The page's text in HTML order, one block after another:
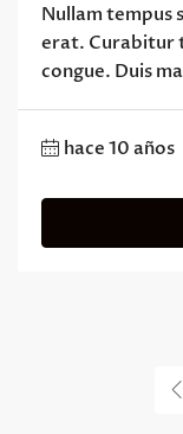
Nullam tempus
erat. Curabitur
congue. Duis
hace 10 años